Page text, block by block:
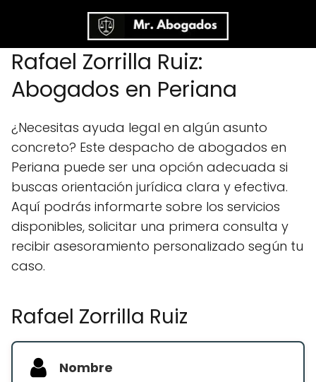
Rafael Zorrilla Ruiz:
Abogados en Periana
¿Necesitas ayuda legal en algún asunto
concreto? Este despacho de abogados en
Periana puede ser una opción adecuada si
buscas orientación jurídica clara y efectiva.
Aquí podrás informarte sobre los servicios
disponibles, solicitar una primera consulta y
recibir asesoramiento personalizado según tu
caso.
Rafael Zorrilla Ruiz
Nombre